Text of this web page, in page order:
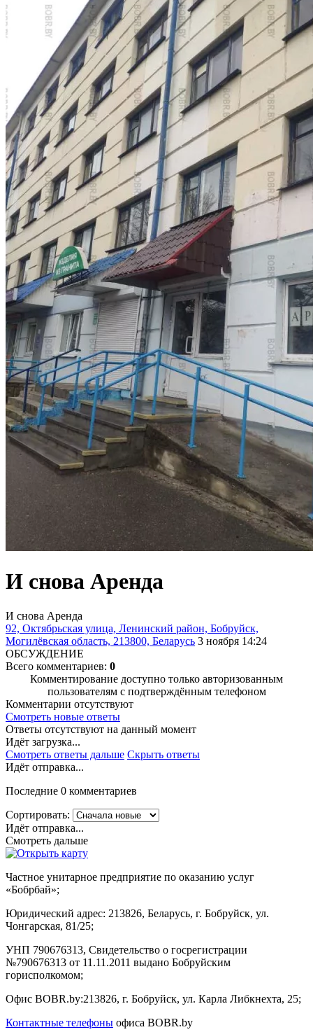
И снова Аренда
И снова Аренда
92, Октябрьская улица, Ленинский район, Бобруйск,
Могилёвская область, 213800, Беларусь 3 ноября 14:24
ОБСУЖДЕНИЕ
Всего комментариев: 0
Комментирование доступно только авторизованным
пользователям с подтверждённым телефоном
Комментарии отсутствуют
Смотреть новые ответы
Ответы отсутствуют на данный момент
Идёт загрузка...
Смотреть ответы дальше Скрыть ответы
Идёт отправка...
Последние 0 комментариев
Сортировать:
Идёт отправка...
Смотреть дальше
Частное унитарное предприятие по оказанию услуг
«Бобрбай»;
Юридический адрес: 213826, Беларусь, г. Бобруйск, ул.
Чонгарская, 81/25;
УНП 790676313, Свидетельство о госрегистрации
№790676313 от 11.11.2011 выдано Бобруйским
горисполкомом;
Офис BOBR.by:213826, г. Бобруйск, ул. Карла Либкнехта, 25;
Контактные телефоны офиса BOBR.by